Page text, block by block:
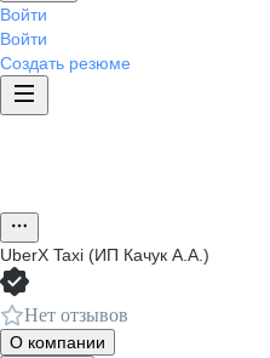
Войти
Войти
Создать резюме
UberX Taxi (ИП Качук А.А.)
Нет отзывов
О компании